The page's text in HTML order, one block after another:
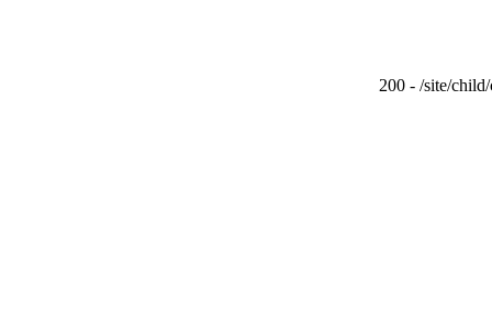
200 - /site/